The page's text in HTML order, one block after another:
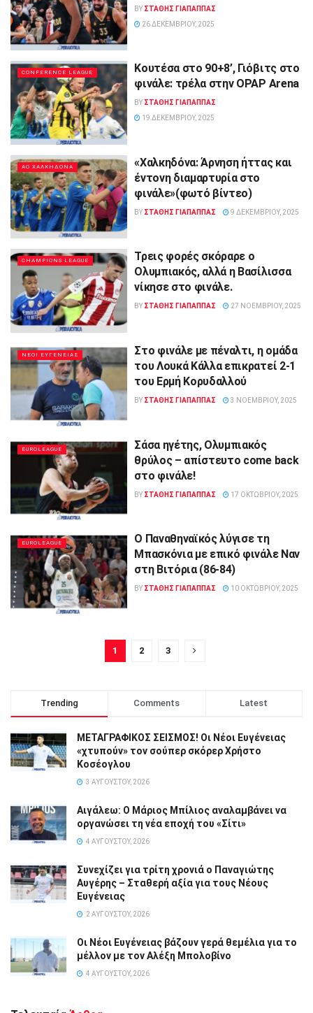
BY ΣΤΑΘΗΣ ΓΊΑΠΑΠΠΑΣ
26 ΔΕΚΕΜΒΡΊΟΥ, 2025
CONFERENCE LEAGUE
Κουτέσα στο 90+8’, Γιόβιτς στο
φινάλε: τρέλα στην OPAP Arena
BY ΣΤΑΘΗΣ ΓΊΑΠΑΠΠΑΣ
19 ΔΕΚΕΜΒΡΊΟΥ, 2025
ΑΟ ΧΑΛΚΗΔΟΝΑ
«Χαλκηδόνα: Άρνηση ήττας και
έντονη διαμαρτυρία στο
φινάλε»(φωτό βίντεο)
BY ΣΤΑΘΗΣ ΓΊΑΠΑΠΠΑΣ 9 ΔΕΚΕΜΒΡΊΟΥ, 2025
CHAMPIONS LEAGUE
Τρεις φορές σκόραρε ο
Ολυμπιακός, αλλά η Βασίλισσα
νίκησε στο φινάλε.
BY ΣΤΑΘΗΣ ΓΊΑΠΑΠΠΑΣ 27 ΝΟΕΜΒΡΊΟΥ, 2025
ΝΕΟΙ ΕΥΓΕΝΕΙΑΣ
Στο φινάλε με πέναλτι, η ομάδα
του Λουκά Κάλλα επικρατεί 2-1
του Ερμή Κορυδαλλού
BY ΣΤΑΘΗΣ ΓΊΑΠΑΠΠΑΣ 3 ΝΟΕΜΒΡΊΟΥ, 2025
EUROLEAGUE
Σάσα ηγέτης, Ολυμπιακός
θρύλος – απίστευτο come back
στο φινάλε!
BY ΣΤΑΘΗΣ ΓΊΑΠΑΠΠΑΣ 17 ΟΚΤΩΒΡΊΟΥ, 2025
EUROLEAGUE
Ο Παναθηναϊκός λύγισε τη
Μπασκόνια με επικό φινάλε Ναν
στη Βιτόρια (86-84)
BY ΣΤΑΘΗΣ ΓΊΑΠΑΠΠΑΣ 10 ΟΚΤΩΒΡΊΟΥ, 2025
1 2 3
Trending Comments Latest
ΜΕΤΑΓΡΑΦΙΚΟΣ ΣΕΙΣΜΟΣ! Οι Νέοι Ευγένειας
«χτυπούν» τον σούπερ σκόρερ Χρήστο
Κοσέογλου
3 ΑΥΓΟΎΣΤΟΥ, 2026
Αιγάλεω: Ο Μάριος Μπίλιος αναλαμβάνει να
οργανώσει τη νέα εποχή του «Σίτι»
4 ΑΥΓΟΎΣΤΟΥ, 2026
Συνεχίζει για τρίτη χρονιά ο Παναγιώτης
Αυγέρης – Σταθερή αξία για τους Νέους
Ευγένειας
2 ΑΥΓΟΎΣΤΟΥ, 2026
Οι Νέοι Ευγένειας βάζουν γερά θεμέλια για το
μέλλον με τον Αλέξη Μπολοβίνο
4 ΑΥΓΟΎΣΤΟΥ, 2026